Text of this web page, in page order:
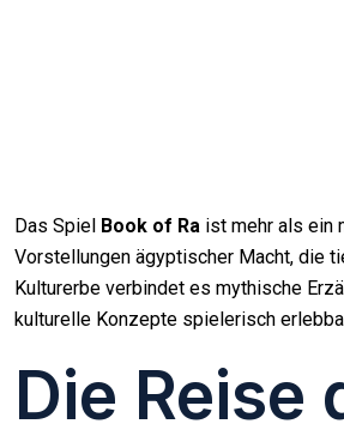
Das Spiel Book of Ra ist mehr als ein
Vorstellungen ägyptischer Macht, die
Kulturerbe verbindet es mythische
kulturelle Konzepte spielerisch
Die Reise